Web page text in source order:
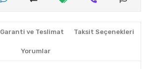
Garanti ve Teslimat Taksit Seçenekleri
Yorumlar